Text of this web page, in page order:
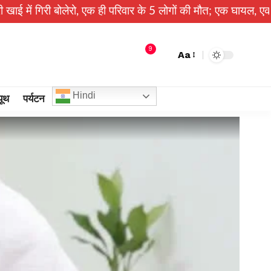
एक ही परिवार के 5 लोगों की मौत; एक घायल, एक की तलाश जारी
9
Aa
पर्यटन Hindi